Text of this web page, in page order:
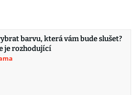
barvu, která vám bude slušet?
je rozhodující